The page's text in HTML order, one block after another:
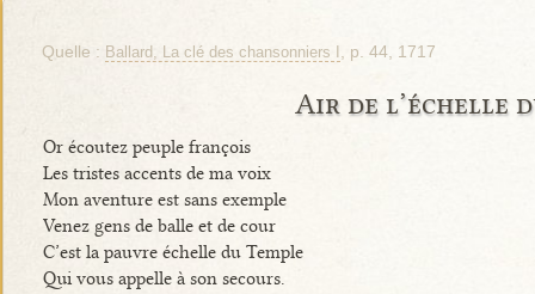
Quelle : Ballard, La clé des chansonniers I , p. 44, 1717
Air de l’échelle
Or écoutez peuple françois
Les tristes accents de ma voix
Mon aventure est sans exemple
Venez gens de balle et de cour
C’est la pauvre échelle du Temple
Qui vous appelle à son secours.